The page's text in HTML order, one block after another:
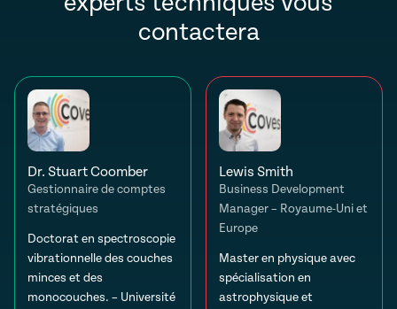
contactera
Dr. Stuart Coomber
Gestionnaire de comptes
stratégiques
Doctorat en spectroscopie
vibrationnelle des couches
minces et des
monocouches. – Université
Lewis Smith
Business Development
Manager – Royaume-Uni et
Europe
Master en physique avec
spécialisation en
astrophysique et